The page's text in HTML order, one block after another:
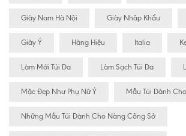
Giày Nam Hà Nội Giày Nhâp Khẩu
Giày Ý Hàng Hiệu Italia
Làm Mới Túi Da Làm Sạch Túi Da
Mặc Đẹp Như Phụ Nữ Ý Mẫu Túi Dành
Những Mẫu Túi Dành Cho Nàng Công Sở